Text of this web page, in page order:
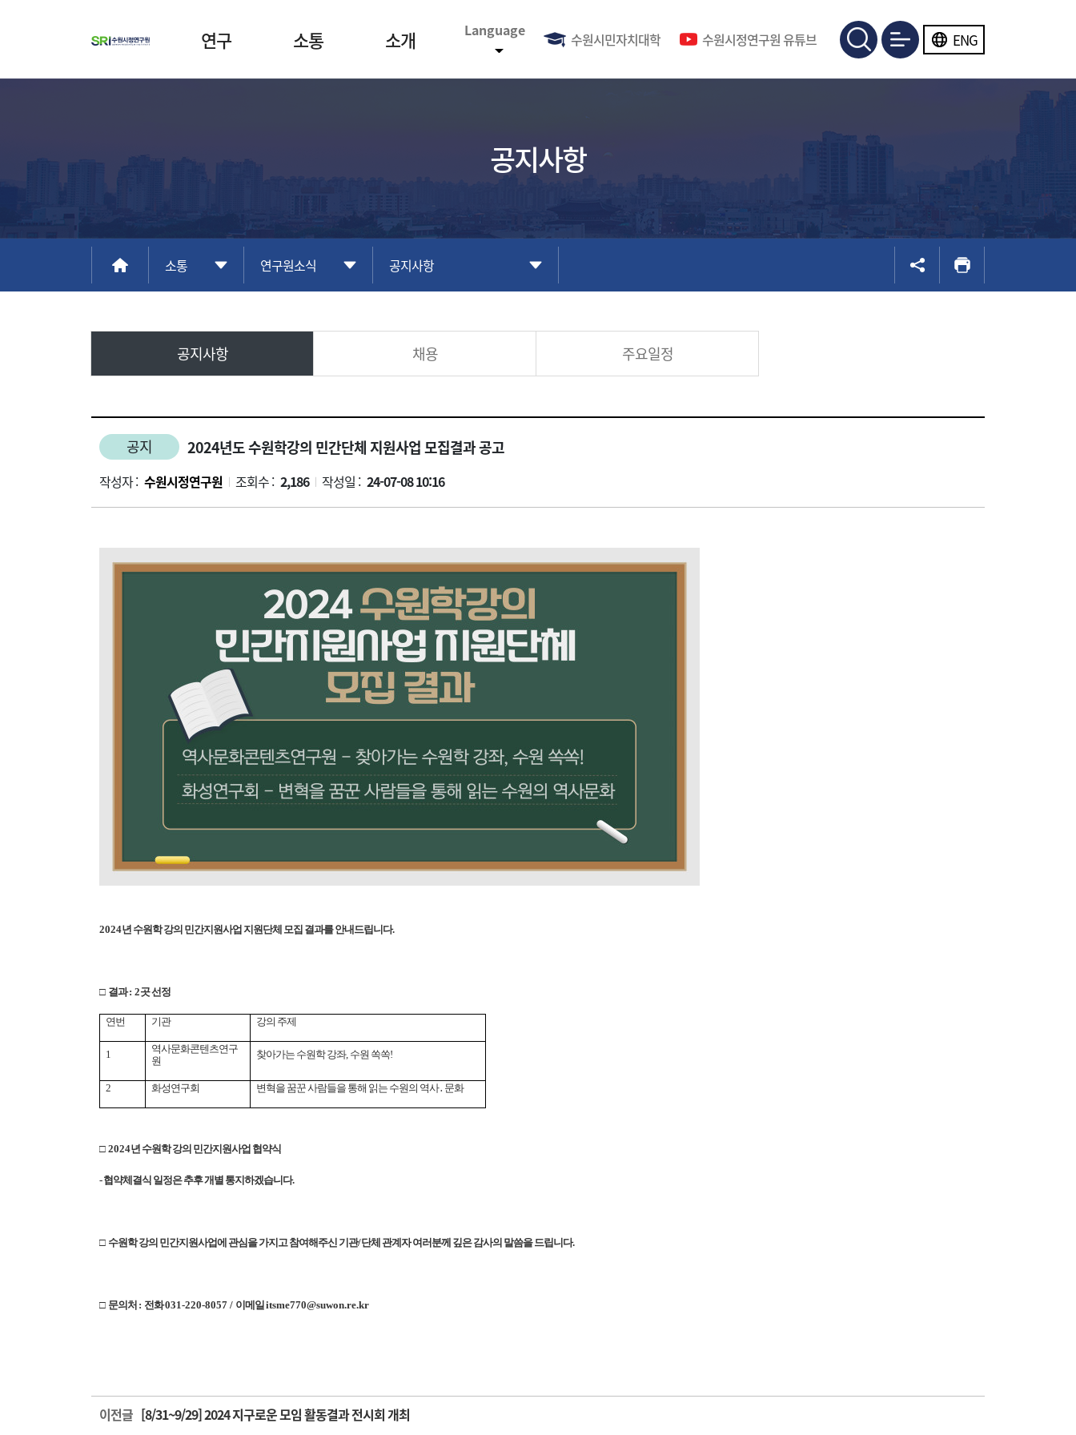
연구 소통 소개 Language 수원시민자치대학 수원시정연구원 유튜브 ENG
공지사항
소통 연구원소식 공지사항
공지사항 채용 주요일정
공지 2024년도 수원학강의 민간단체 지원사업 모집결과 공고
작성자 : 수원시정연구원 | 조회수 : 2,186 | 작성일 : 24-07-08 10:16
2024년 수원학 강의 민간지원사업 지원단체 모집 결과를 안내드립니다.
□ 결과: 2곳 선정
연번 기관 강의 주제
1
역사문화콘텐츠연구
원
찾아가는 수원학 강좌, 수원 쏙쏙!
2 화성연구회 변혁을 꿈꾼 사람들을 통해 읽는 수원의 역사․ 문화
□ 2024년 수원학 강의 민간지원사업 협약식
- 협약체결식 일정은 추후 개별 통지하겠습니다.
□ 수원학 강의 민간지원사업에 관심을 가지고 참여해주신 기관/단체 관계자 여러분께 깊은 감사의 말씀을 드립니다.
□ 문의처 : 전화031-220-8057 / 이메일itsme770@suwon.re.kr
이전글 [8/31~9/29] 2024 지구로운 모임 활동결과 전시회 개최